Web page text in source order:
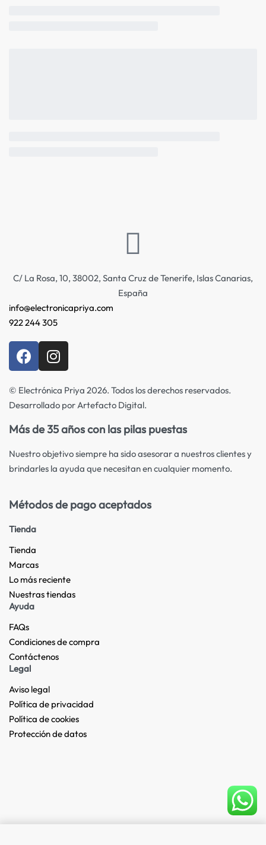
C/ La Rosa, 10, 38002, Santa Cruz de Tenerife, Islas Canarias,
España
info@electronicapriya.com
922 244 305
© Electrónica Priya 2026. Todos los derechos reservados.
Desarrollado por Artefacto Digital.
Más de 35 años con las pilas puestas
Nuestro objetivo siempre ha sido asesorar a nuestros clientes y
brindarles la ayuda que necesitan en cualquier momento.
Métodos de pago aceptados
Tienda
Tienda
Marcas
Lo más reciente​
Nuestras tiendas​
Ayuda
FAQs
Condiciones de compra
Contáctenos
Legal
Aviso legal
Política de privacidad
Política de cookies
Protección de datos